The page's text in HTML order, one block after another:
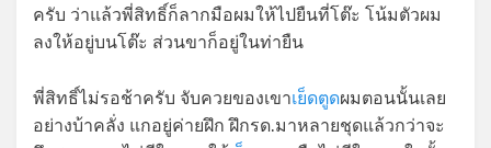
ครับ ว่าแล้วพี่สิทธิ์ก็ลากมือผมให้ไปยืนที่โต๊ะ โน้มตัวผม
ลงให้อยู่บนโต๊ะ ส่วนขาก็อยู่ในท่ายืน
พี่สิทธิ์ไม่รอช้าครับ จับควยของเขาเย็ดตูดผมตอนนั้นเลย
อย่างบ้าคลั่ง แกอยู่ค่ายฝึก ฝึกรด.มาหลายชุดแล้วกว่าจะ